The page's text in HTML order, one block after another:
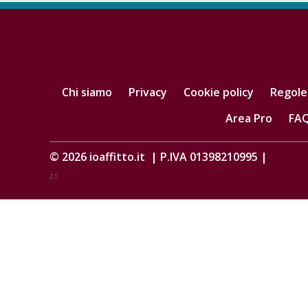
Chi siamo Privacy Cookie policy
Area Pro
© 2026 ioaffitto.it | P.IVA 01398210995 |
2.1